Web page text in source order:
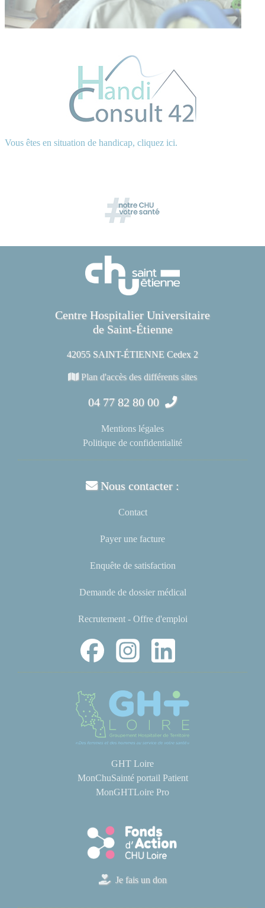
Vous êtes en situation de handicap, cliquez ici.
Centre Hospitalier Universitaire
de Saint-Étienne
42055 SAINT-ÉTIENNE Cedex 2
Plan d'accès des différents sites
04 77 82 80 00
Mentions légales
Politique de confidentialité
Nous contacter :
Contact
Payer une facture
Enquête de satisfaction
Demande de dossier médical
Recrutement - Offre d'emploi
GHT Loire
MonChuSainté portail Patient
MonGHTLoire Pro
Je fais un don